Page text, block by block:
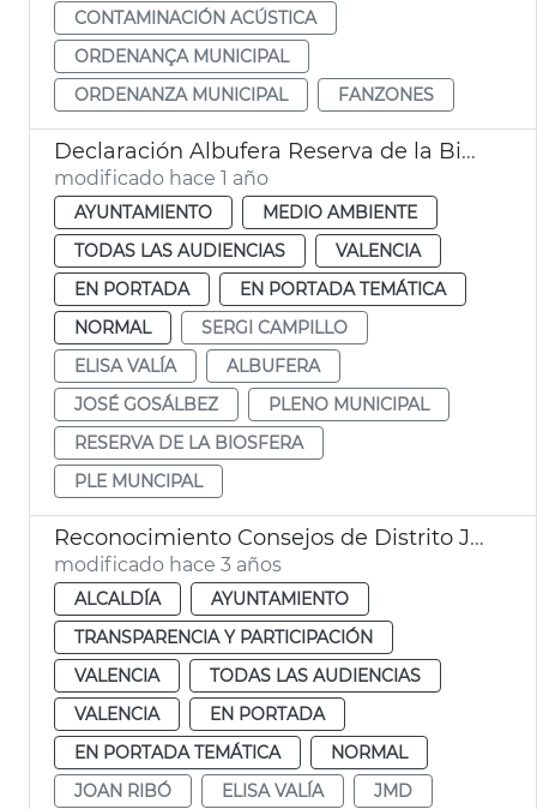
CONTAMINACIÓN ACÚSTICA
ORDENANÇA MUNICIPAL
ORDENANZA MUNICIPAL
FANZONES
Declaración Albufera Reserva de la Biosfera Unesco
modificado hace 1 año
AYUNTAMIENTO
MEDIO AMBIENTE
TODAS LAS AUDIENCIAS
VALENCIA
EN PORTADA
EN PORTADA TEMÁTICA
NORMAL
SERGI CAMPILLO
ELISA VALÍA
ALBUFERA
JOSÉ GOSÁLBEZ
PLENO MUNICIPAL
RESERVA DE LA BIOSFERA
PLE MUNCIPAL
Reconocimiento Consejos de Distrito JMD
modificado hace 3 años
ALCALDÍA
AYUNTAMIENTO
TRANSPARENCIA Y PARTICIPACIÓN
VALENCIA
TODAS LAS AUDIENCIAS
VALENCIA
EN PORTADA
EN PORTADA TEMÁTICA
NORMAL
JOAN RIBÓ
ELISA VALÍA
JMD